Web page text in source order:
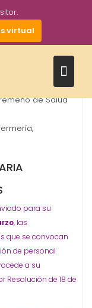
virtual
de Salud
,
para su
, las
que se convocan
de personal
a su
de 18 de